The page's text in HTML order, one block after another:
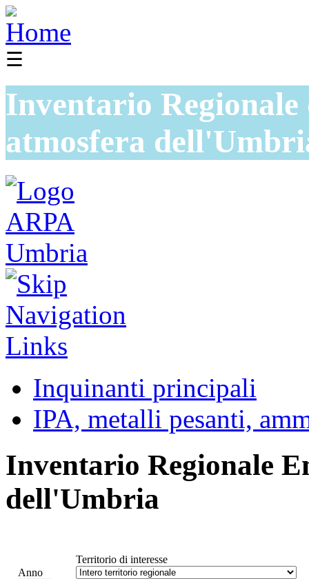
☰
Inventario
atmosfera
Inquinanti principali
IPA, metalli pesanti,
Inventario Regionale
dell'Umbria
Anno
Territorio di interesse